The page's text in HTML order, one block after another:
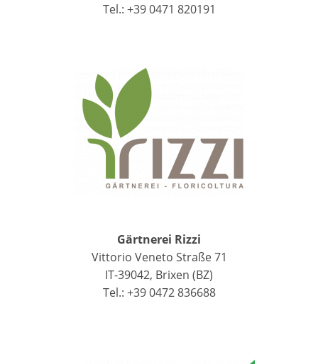
Tel.: +39 0471 820191
Gärtnerei Rizzi
Vittorio Veneto Straße 71
IT-39042, Brixen (BZ)
Tel.: +39 0472 836688